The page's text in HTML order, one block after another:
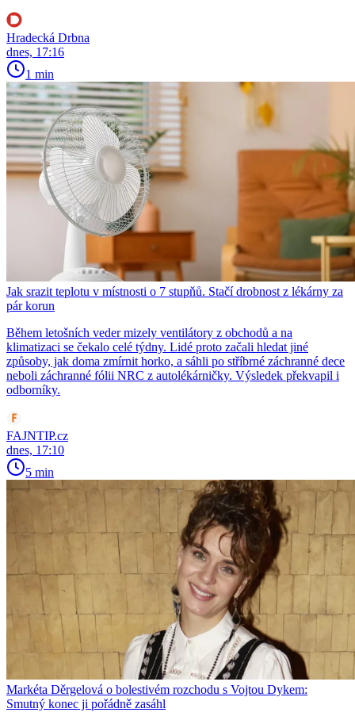
Hradecká Drbna
dnes, 17:16
1 min
Jak srazit teplotu v místnosti o 7 stupňů. Stačí drobnost z lékárny za
pár korun
Během letošních veder mizely ventilátory z obchodů a na
klimatizaci se čekalo celé týdny. Lidé proto začali hledat jiné
způsoby, jak doma zmírnit horko, a sáhli po stříbrné záchranné dece
neboli záchranné fólii NRC z autolékárničky. Výsledek překvapil i
odborníky.
FAJNTIP.cz
dnes, 17:10
5 min
Markéta Děrgelová o bolestivém rozchodu s Vojtou Dykem:
Smutný konec ji pořádně zasáhl